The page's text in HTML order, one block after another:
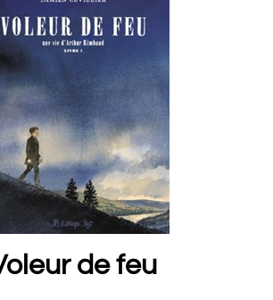
de feu